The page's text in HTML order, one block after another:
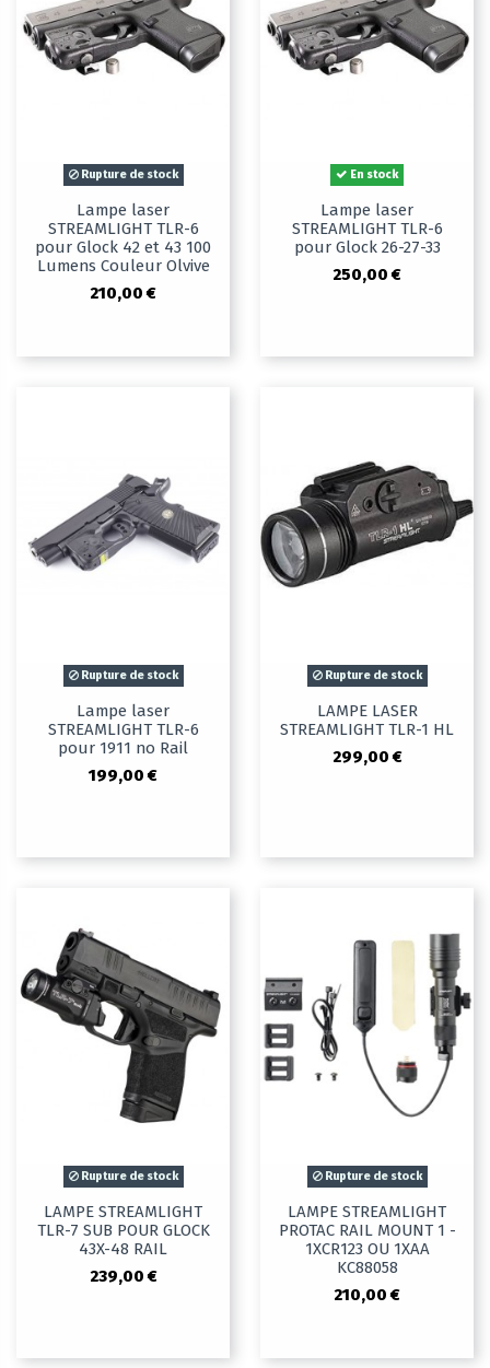
Rupture de stock
Lampe laser
STREAMLIGHT TLR-6
pour Glock 42 et 43 100
Lumens Couleur Olvive
210,00 €
En stock
Lampe laser
STREAMLIGHT TLR-6
pour Glock 26-27-33
250,00 €
Rupture de stock
Lampe laser
STREAMLIGHT TLR-6
pour 1911 no Rail
199,00 €
Rupture de stock
LAMPE LASER
STREAMLIGHT TLR-1 HL
299,00 €
Rupture de stock
LAMPE STREAMLIGHT
TLR-7 SUB POUR GLOCK
43X-48 RAIL
239,00 €
Rupture de stock
LAMPE STREAMLIGHT
PROTAC RAIL MOUNT 1 -
1XCR123 OU 1XAA
KC88058
210,00 €